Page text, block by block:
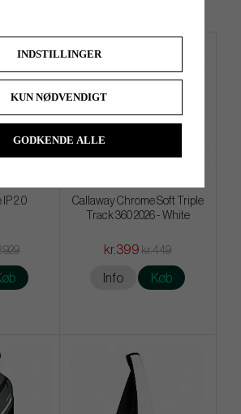
2.0
929
Callaway Chrome Soft Triple
Track 360 2026 - White
kr.399 kr.449
Info Køb
INDSTILLINGER
KUN NØDVENDIGT
GODKENDE ALLE